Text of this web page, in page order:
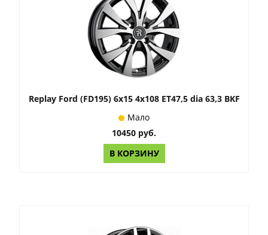
Replay Ford (FD195) 6x15 4x108 ET47,5 dia 63,3 BKF
Мало
10450 руб.
В КОРЗИНУ